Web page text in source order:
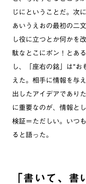
じにということだ。次
あいうえおの最初の二
し役に立つとか何かを
駄なとこにポン！とあ
し、「座右の銘」は“
えた。相手に情報を与
出したアイデアであり
に重要なのが、情報と
検証＝ただしい。いつ
ると語った。
「書いて、書